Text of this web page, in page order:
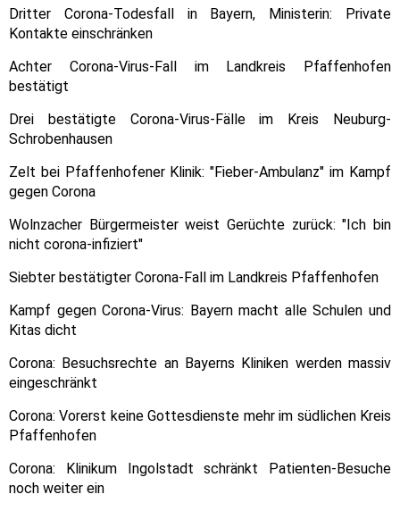
Dritter Corona-Todesfall in Bayern, Ministerin: Private
Kontakte einschränken
Achter Corona-Virus-Fall im Landkreis Pfaffenhofen
bestätigt
Drei bestätigte Corona-Virus-Fälle im Kreis Neuburg-
Schrobenhausen
Zelt bei Pfaffenhofener Klinik: "Fieber-Ambulanz" im Kampf
gegen Corona
Wolnzacher Bürgermeister weist Gerüchte zurück: "Ich bin
nicht corona-infiziert"
Siebter bestätigter Corona-Fall im Landkreis Pfaffenhofen
Kampf gegen Corona-Virus: Bayern macht alle Schulen und
Kitas dicht
Corona: Besuchsrechte an Bayerns Kliniken werden massiv
eingeschränkt
Corona: Vorerst keine Gottesdienste mehr im südlichen Kreis
Pfaffenhofen
Corona: Klinikum Ingolstadt schränkt Patienten-Besuche
noch weiter ein